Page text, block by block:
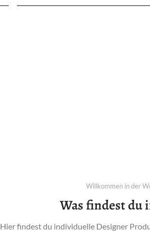
Willkommen in der
Was findest du
Hier findest du individuelle Designer